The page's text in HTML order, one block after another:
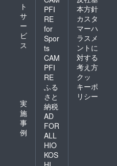
ト
サ
ー
ビ
ス
実
施
事
例
PFI
RE
for
Spor
ts
CAM
PFI
RE
ふる
さと
納税
AD
FOR
ALL
HIO
KOS
本方針
カスタ
マーハ
ラスメ
ントに
対する
考え方
クッ
キーポ
リシー